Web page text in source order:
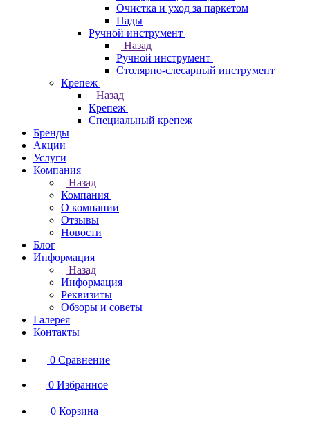
Очистка и уход за паркетом
Пады
Ручной инструмент
Назад
Ручной инструмент
Столярно-слесарный инструмент
Крепеж
Назад
Крепеж
Специальный крепеж
Бренды
Акции
Услуги
Компания
Назад
Компания
О компании
Отзывы
Новости
Блог
Информация
Назад
Информация
Реквизиты
Обзоры и советы
Галерея
Контакты
0 Сравнение
0 Избранное
0 Корзина